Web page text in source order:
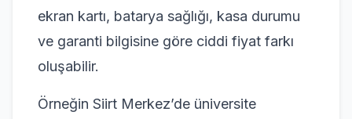
ekran kartı, batarya sağlığı, kasa durumu
ve garanti bilgisine göre ciddi fiyat farkı
oluşabilir.
Örneğin Siirt Merkez’de üniversite